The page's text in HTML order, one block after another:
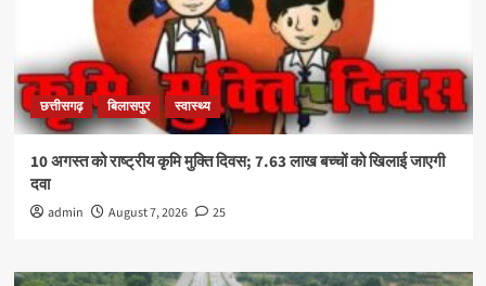
छत्तीसगढ़ बिलासपुर स्वास्थ्य
10 अगस्त को राष्ट्रीय कृमि मुक्ति दिवस; 7.63 लाख बच्चों को खिलाई जाएगी
दवा
admin August 7, 2026 25